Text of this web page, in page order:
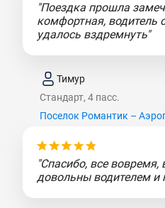
"Поездка прошла
комфортная, водитель
удалось вздремнуть"
Тимур
Стандарт, 4 пасс.
Поселок Романтик –
"Спасибо, все вовремя,
довольны водителем и